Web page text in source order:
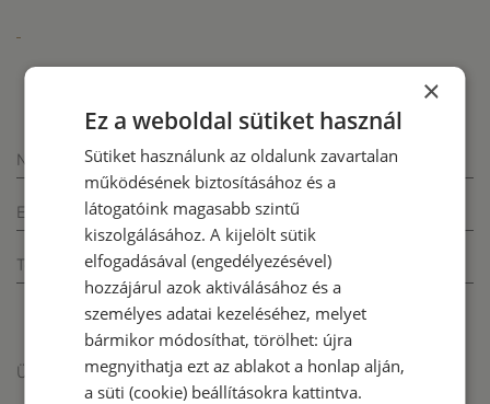
Név*
E-mail*
Telefonszám*
Üzenet*
×
Ez a weboldal sütiket használ
Sütiket használunk az oldalunk zavartalan
működésének biztosításához és a
látogatóink magasabb szintű
kiszolgálásához. A kijelölt sütik
elfogadásával (engedélyezésével)
hozzájárul azok aktiválásához és a
személyes adatai kezeléséhez, melyet
bármikor módosíthat, törölhet: újra
megnyithatja ezt az ablakot a honlap alján,
a süti (cookie) beállításokra kattintva.